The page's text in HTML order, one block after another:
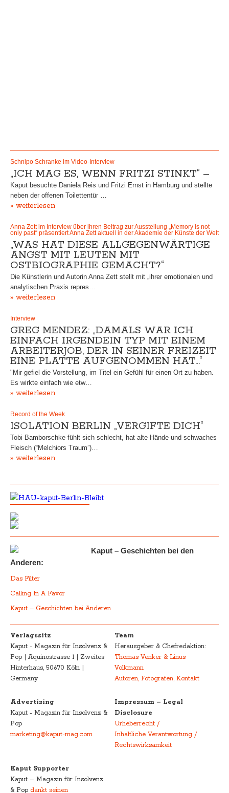
Schnipo Schranke im Video-Interview
„ICH MAG ES, WENN FRITZI STINKT“ –
Kaput besuchte Daniela Reis und Fritzi Ernst in Hamburg und stellte
neben der offenen Toilettentür …
» weiterlesen
Anna Zett im Interview über ihren Beitrag zur Ausstellung „Memory is not
only past“ präsentiert Anna Zett aktuell in der Akademie der Künste der Welt
„WAS HAT DIESE ALLGEGENWÄRTIGE
ANGST MIT LEUTEN MIT
OSTBIOGRAPHIE GEMACHT?“
Die Künstlerin und Autorin Anna Zett stellt mit „ihrer emotionalen und
analytischen Praxis repres…
» weiterlesen
Interview
GREG MENDEZ: „DAMALS WAR ICH
EINFACH IRGENDEIN TYP MIT EINEM
ARBEITERJOB, DER IN SEINER FREIZEIT
EINE PLATTE AUFGENOMMEN HAT…“
"Mir gefiel die Vorstellung, im Titel ein Gefühl für einen Ort zu haben.
Es wirkte einfach wie etw…
» weiterlesen
Record of the Week
ISOLATION BERLIN „VERGIFTE DICH“
Tobi Bamborschke fühlt sich schlecht, hat alte Hände und schwaches
Fleisch (“Melchiors Traum”)…
» weiterlesen
Kaput – Geschichten bei den
Anderen:
Das Filter
Calling In A Favor
Kaput – Geschichten bei Anderen
Verlagssitz
Kaput - Magazin für Insolvenz &
Pop | Aquinostrasse 1 | Zweites
Hinterhaus, 50670 Köln |
Germany
Team
Herausgeber & Chefredaktion:
Thomas Venker & Linus
Volkmann
Autoren, Fotografen, Kontakt
Advertising
Kaput - Magazin für Insolvenz &
Pop
marketing@kaput-mag.com
Impressum – Legal
Disclosure
Urheberrecht /
Inhaltliche Verantwortung /
Rechtswirksamkeit
Kaput Supporter
Kaput – Magazin für Insolvenz
& Pop dankt seinen